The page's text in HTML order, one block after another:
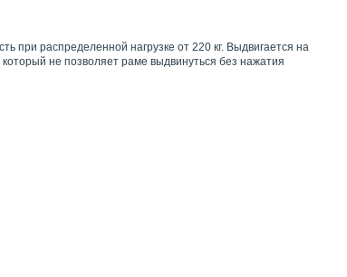
при распределенной нагрузке от 220 кг. Выдвигается на
не позволяет раме выдвинуться без нажатия